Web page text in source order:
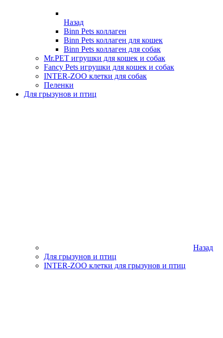
Назад
Binn Pets коллаген
Binn Pets коллаген для кошек
Binn Pets коллаген для собак
Mr.PET игрушки для кошек и собак
Fancy Pets игрушки для кошек и собак
INTER-ZOO клетки для собак
Пеленки
Для грызунов и птиц
Назад
Для грызунов и птиц
INTER-ZOO клетки для грызунов и птиц